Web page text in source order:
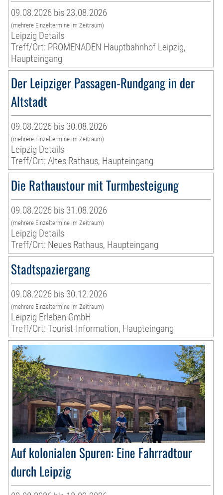
09.08.2026 bis 23.08.2026
(mehrere Einzeltermine im Zeitraum)
Leipzig Details
Treff/Ort: PROMENADEN Hauptbahnhof Leipzig,
Haupteingang
Der Leipziger Passagen-Rundgang in der
Altstadt
09.08.2026 bis 30.08.2026
(mehrere Einzeltermine im Zeitraum)
Leipzig Details
Treff/Ort: Altes Rathaus, Haupteingang
Die Rathaustour mit Turmbesteigung
09.08.2026 bis 31.08.2026
(mehrere Einzeltermine im Zeitraum)
Leipzig Details
Treff/Ort: Neues Rathaus, Haupteingang
Stadtspaziergang
09.08.2026 bis 30.12.2026
(mehrere Einzeltermine im Zeitraum)
Leipzig Erleben GmbH
Treff/Ort: Tourist-Information, Haupteingang
Auf kolonialen Spuren: Eine Fahrradtour
durch Leipzig